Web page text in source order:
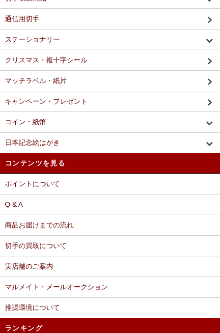
通信用切手
ステーショナリー
クリスマス・複十字シール
マッチラベル・紙片
キャンペーン・プレゼント
コイン・紙幣
日本記念絵はがき
コンテンツを見る
ポイントについて
Q & A
商品お届けまでの流れ
切手の買取について
実店舗のご案内
マルメイト・メールオークション
推奨環境について
ランキング